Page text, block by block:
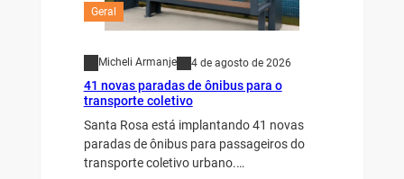
Geral
Micheli Armanje 4 de agosto de 2026
41 novas paradas de ônibus para o
transporte coletivo
Santa Rosa está implantando 41 novas
paradas de ônibus para passageiros do
transporte coletivo urbano.…